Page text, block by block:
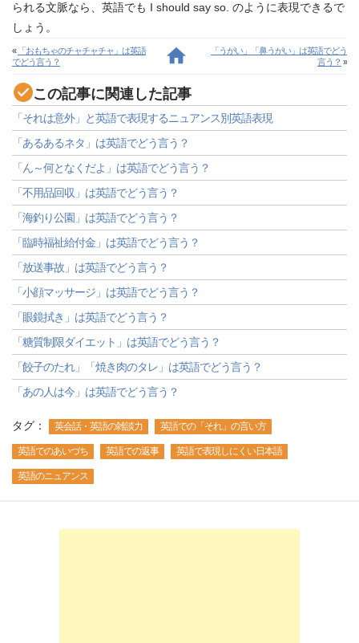
られる文脈なら、英語でも I should say so. のように表現できるで
しょう。
« 「おもちゃのチャチャチャ」は英語
でどう言う？
「うがい」「鼻うがい」は英語でどう
言う？ »
この記事に関連した記事
「それは意外」と英語で表現するニュアンス別英語表現
「あるあるネタ」は英語でどう言う？
「ん～何となくだよ」は英語でどう言う？
「不用品回収」は英語でどう言う？
「海釣り公園」は英語でどう言う？
「臨時福祉給付金」は英語でどう言う？
「放送事故」は英語でどう言う？
「小顔マッサージ」は英語でどう言う？
「眼鏡拭き」は英語でどう言う？
「糖質制限ダイエット」は英語でどう言う？
「餃子のたれ」「焼き肉のタレ」は英語でどう言う？
「あの人は今」は英語でどう言う？
タグ： 英会話・英語の雑談力 英語での「それ」の言い方
英語でのあいづち 英語での返事 英語で表現しにくい日本語
英語のニュアンス